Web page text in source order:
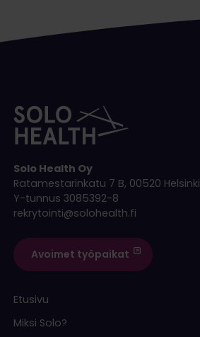
Solo Health Oy
Ratamestarinkatu 7 B, 00520 Helsinki
Y-tunnus 3085392-8
rekrytointi@solohealth.fi
Avoimet työpaikat
Etusivu
Miksi Solo?